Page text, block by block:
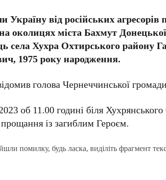
Україну від російських агресорів
околицях міста Бахмут
села Хухра Охтирського району
1975 року народження.
голова Чернеччинської
об 11.00 годині біля
із загиблим Героєм.
помилку, будь ласка, виділіть фрагмент